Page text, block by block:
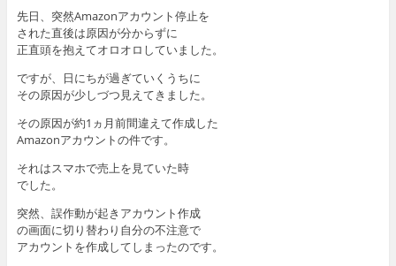
先日、突然Amazonアカウント停止を
された直後は原因が分からずに
正直頭を抱えてオロオロしていました。
ですが、日にちが過ぎていくうちに
その原因が少しづつ見えてきました。
その原因が約1ヵ月前間違えて作成した
Amazonアカウントの件です。
それはスマホで売上を見ていた時
でした。
突然、誤作動が起きアカウント作成
の画面に切り替わり自分の不注意で
アカウントを作成してしまったのです。